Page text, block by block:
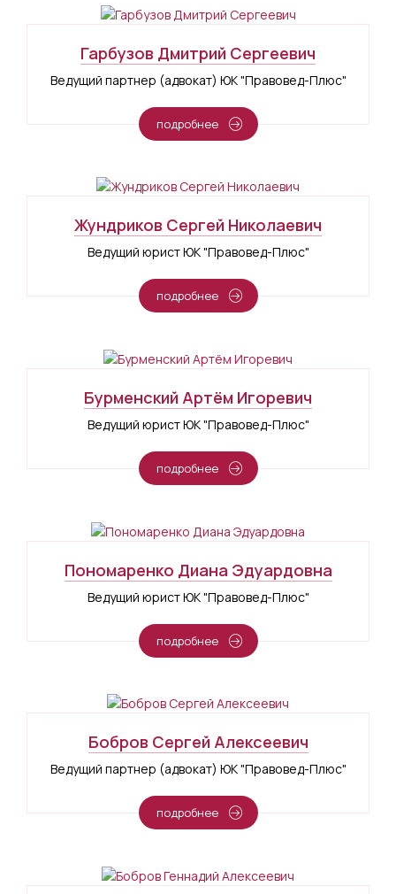
Гарбузов Дмитрий Сергеевич
Ведущий партнер (адвокат) ЮК "Правовед-Плюс"
подробнее
Жундриков Сергей Николаевич
Ведущий юрист ЮК "Правовед-Плюс"
подробнее
Бурменский Артём Игоревич
Ведущий юрист ЮК "Правовед-Плюс"
подробнее
Пономаренко Диана Эдуардовна
Ведущий юрист ЮК "Правовед-Плюс"
подробнее
Бобров Сергей Алексеевич
Ведущий партнер (адвокат) ЮК "Правовед-Плюс"
подробнее